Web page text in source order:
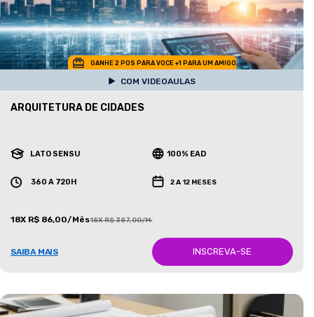
GANHE 2 POS PARA VOCE +1 PARA UM AMIGO
COM VIDEOAULAS
ARQUITETURA DE CIDADES
LATO SENSU 100% EAD
360 A 720H 2 A 12 MESES
18X R$ 86,00/Mês18X R$ 387,00/Mês
SAIBA MAIS INSCREVA-SE